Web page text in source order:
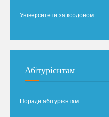
Університети за кордоном
Абітурієнтам
Поради абітурієнтам